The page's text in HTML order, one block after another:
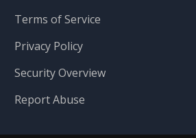
Terms of Service
Privacy Policy
Security Overview
Report Abuse